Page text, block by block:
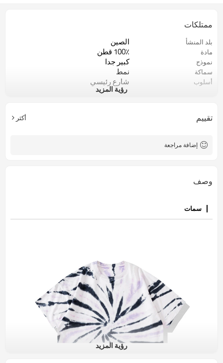
ممتلكات
بلد المنشأ الصين
مادة 100٪ قطن
نموذج كبير جدا
سماكة نمط
أسلوب شارع رئيسي
أطفال
رؤية المزيد
تقييم أكثر
إضافة مراجعة
وصف
سمات
رؤية المزيد